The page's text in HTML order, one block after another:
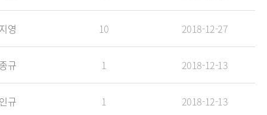
영 10 2018-12-27
규 1 2018-12-13
규 1 2018-12-13